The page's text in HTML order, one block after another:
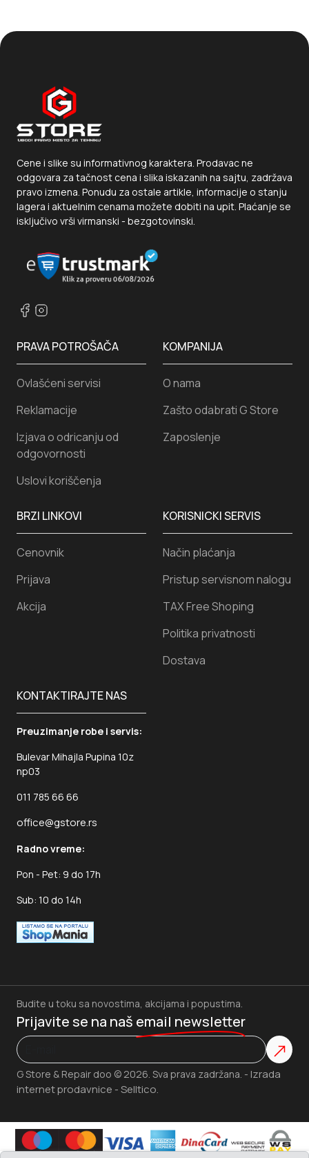
Cene i slike su informativnog karaktera. Prodavac ne
odgovara za tačnost cena i slika iskazanih na sajtu, zadržava
pravo izmena. Ponudu za ostale artikle, informacije o stanju
lagera i aktuelnim cenama možete dobiti na upit. Plaćanje se
isključivo vrši virmanski - bezgotovinski.
KORISNICKI SERVIS
Način plaćanja
Pristup servisnom nalogu
TAX Free Shoping
Politika privatnosti
Dostava
PRAVA POTROŠAČA
Ovlašćeni servisi
Reklamacije
Izjava o odricanju od
odgovornosti
Uslovi koriščenja
KONTAKTIRAJTE NAS
Preuzimanje robe i servis:
Bulevar Mihajla Pupina 10z
np03
011 785 66 66
office@gstore.rs
Radno vreme:
Pon - Pet: 9 do 17h
Sub: 10 do 14h
KOMPANIJA
O nama
Zašto odabrati G Store
Zaposlenje
BRZI LINKOVI
Cenovnik
Prijava
Akcija
G Store & Repair doo © 2026. Sva prava zadržana. - Izrada
internet prodavnice - Selltico.
Budite u toku sa novostima, akcijama i popustima.
Prijavite se na naš email newsletter